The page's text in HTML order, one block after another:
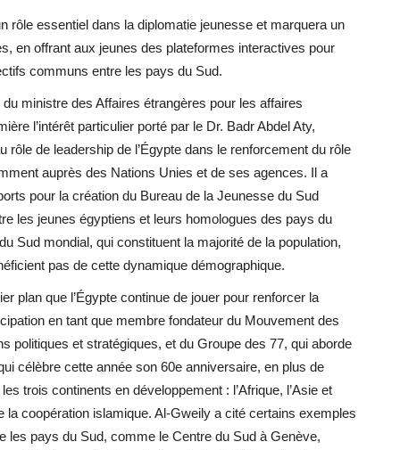
rôle essentiel dans la diplomatie jeunesse et marquera un
en offrant aux jeunes des plateformes interactives pour
communs entre les pays du Sud.
ministre des Affaires étrangères pour les affaires
l’intérêt particulier porté par le Dr. Badr Abdel Aty,
rôle de leadership de l’Égypte dans le renforcement du rôle
auprès des Nations Unies et de ses agences. Il a
pour la création du Bureau de la Jeunesse du Sud
les jeunes égyptiens et leurs homologues des pays du
Sud mondial, qui constituent la majorité de la population,
pas de cette dynamique démographique.
plan que l’Égypte continue de jouer pour renforcer la
en tant que membre fondateur du Mouvement des
politiques et stratégiques, et du Groupe des 77, qui aborde
célèbre cette année son 60e anniversaire, en plus de
trois continents en développement : l’Afrique, l’Asie et
la coopération islamique. Al-Gweily a cité certains exemples
les pays du Sud, comme le Centre du Sud à Genève,